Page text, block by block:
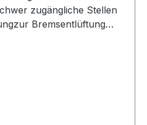
zugängliche Stellen
Bremsentlüftung